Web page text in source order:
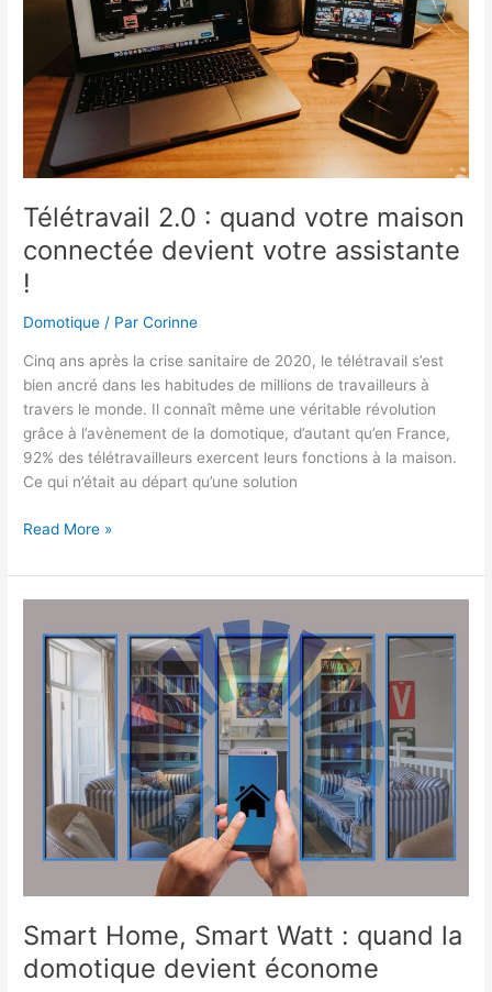
« Smart
Readiness
Indicator »
en
2025
?
Télétravail 2.0 : quand votre maison
connectée devient votre assistante
!
Domotique / ParCorinne
Cinq ans après la crise sanitaire de 2020, le télétravail s’est
bien ancré dans les habitudes de millions de travailleurs à
travers le monde. Il connaît même une véritable révolution
grâce à l’avènement de la domotique, d’autant qu’en France,
92% des télétravailleurs exercent leurs fonctions à la maison.
Ce qui n’était au départ qu’une solution
Télétravail
:
quand
maison
devient
votre
Read More »
Smart Home, Smart Watt : quand la
domotique devient économe